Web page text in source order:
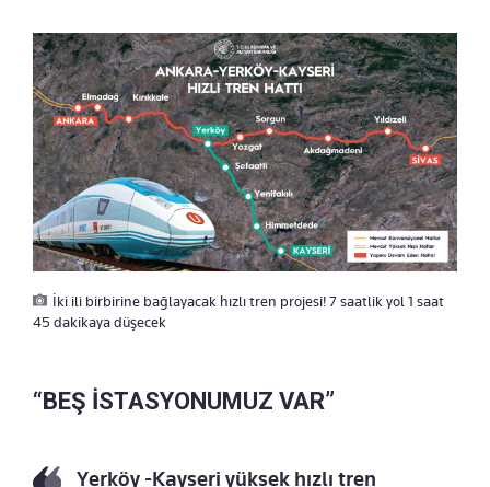
İki ili birbirine bağlayacak hızlı tren projesi! 7 saatlik yol 1 saat
45 dakikaya düşecek
“BEŞ İSTASYONUMUZ VAR”
Yerköy -Kayseri yüksek hızlı tren